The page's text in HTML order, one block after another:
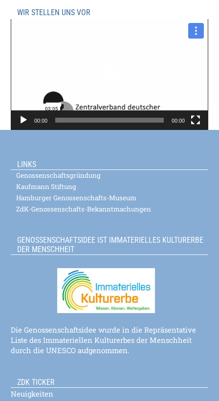
WIR STELLEN UNS VOR
00:00 00:00
LINKS
Genossenschaftsgründung
Kaufmann Stiftung
Hamburger Genossenschafts-Museum
ZdK-Genossenschafts-Bekanntmachungen
GENOSSENSCHAFTSIDEE IST IMMATERIELLES KULTURERBE
DER MENSCHHEIT
Die Genossenschaftsidee wurde in die Repräsentative
Liste des Immateriellen Kulturerbes der Menschheit
durch die UNESCO aufgenommen.
ZDK TICKER
Neuigkeiten